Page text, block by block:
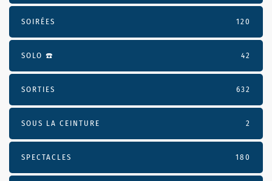
SOIRÉES 120
SOLO ☎️ 42
SORTIES 632
SOUS LA CEINTURE 2
SPECTACLES 180